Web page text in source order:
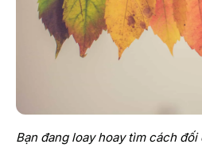
Bạn đang loay hoay tìm cách